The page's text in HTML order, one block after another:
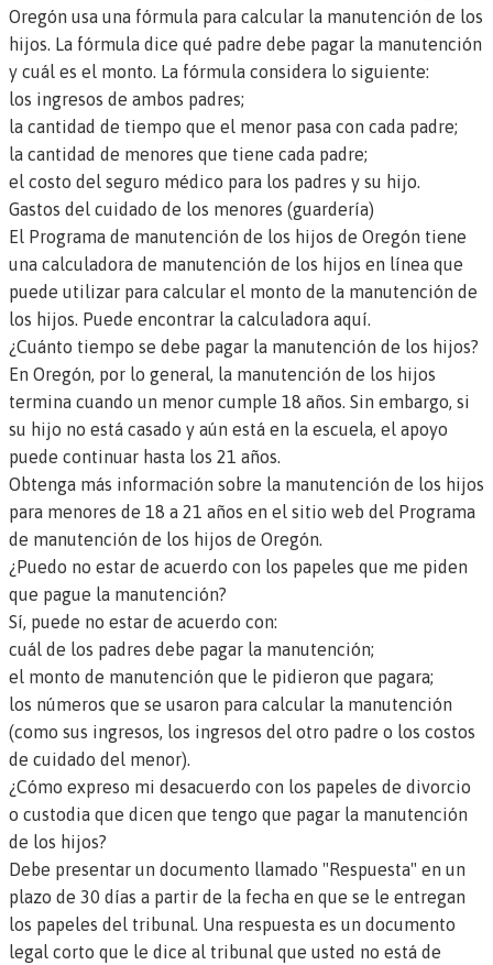
Oregón usa una fórmula para calcular la manutención de los
hijos. La fórmula dice qué padre debe pagar la manutención
y cuál es el monto. La fórmula considera lo siguiente:
los ingresos de ambos padres;
la cantidad de tiempo que el menor pasa con cada padre;
la cantidad de menores que tiene cada padre;
el costo del seguro médico para los padres y su hijo.
Gastos del cuidado de los menores (guardería)
El Programa de manutención de los hijos de Oregón tiene
una calculadora de manutención de los hijos en línea que
puede utilizar para calcular el monto de la manutención de
los hijos. Puede encontrar la calculadora aquí.
¿Cuánto tiempo se debe pagar la manutención de los hijos?
En Oregón, por lo general, la manutención de los hijos
termina cuando un menor cumple 18 años. Sin embargo, si
su hijo no está casado y aún está en la escuela, el apoyo
puede continuar hasta los 21 años.
Obtenga más información sobre la manutención de los hijos
para menores de 18 a 21 años en el sitio web del Programa
de manutención de los hijos de Oregón.
¿Puedo no estar de acuerdo con los papeles que me piden
que pague la manutención?
Sí, puede no estar de acuerdo con:
cuál de los padres debe pagar la manutención;
el monto de manutención que le pidieron que pagara;
los números que se usaron para calcular la manutención
(como sus ingresos, los ingresos del otro padre o los costos
de cuidado del menor).
¿Cómo expreso mi desacuerdo con los papeles de divorcio
o custodia que dicen que tengo que pagar la manutención
de los hijos?
Debe presentar un documento llamado "Respuesta" en un
plazo de 30 días a partir de la fecha en que se le entregan
los papeles del tribunal. Una respuesta es un documento
legal corto que le dice al tribunal que usted no está de